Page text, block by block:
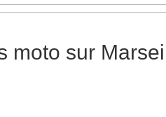
moto sur